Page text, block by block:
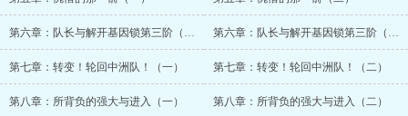
第六章：队长与解开基因锁第三阶（一） 第六章：队长与解开基因锁第三阶（二）
第七章：转变！轮回中洲队！（一） 第七章：转变！轮回中洲队！（二）
第八章：所背负的强大与进入（一） 第八章：所背负的强大与进入（二）